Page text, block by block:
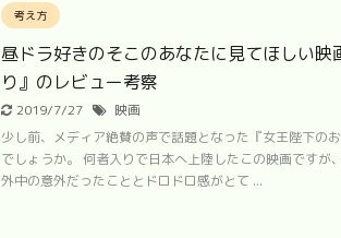
考え方
昼ドラ好きのそこのあなたに見てほしい映
り』のレビュー考察
2019/7/27
映画
少し前、メディア絶賛の声で話題となった『女王陛下の
でしょうか。 何者入りで日本へ上陸したこの映画ですが
外中の意外だったこととドロドロ感がとて ...